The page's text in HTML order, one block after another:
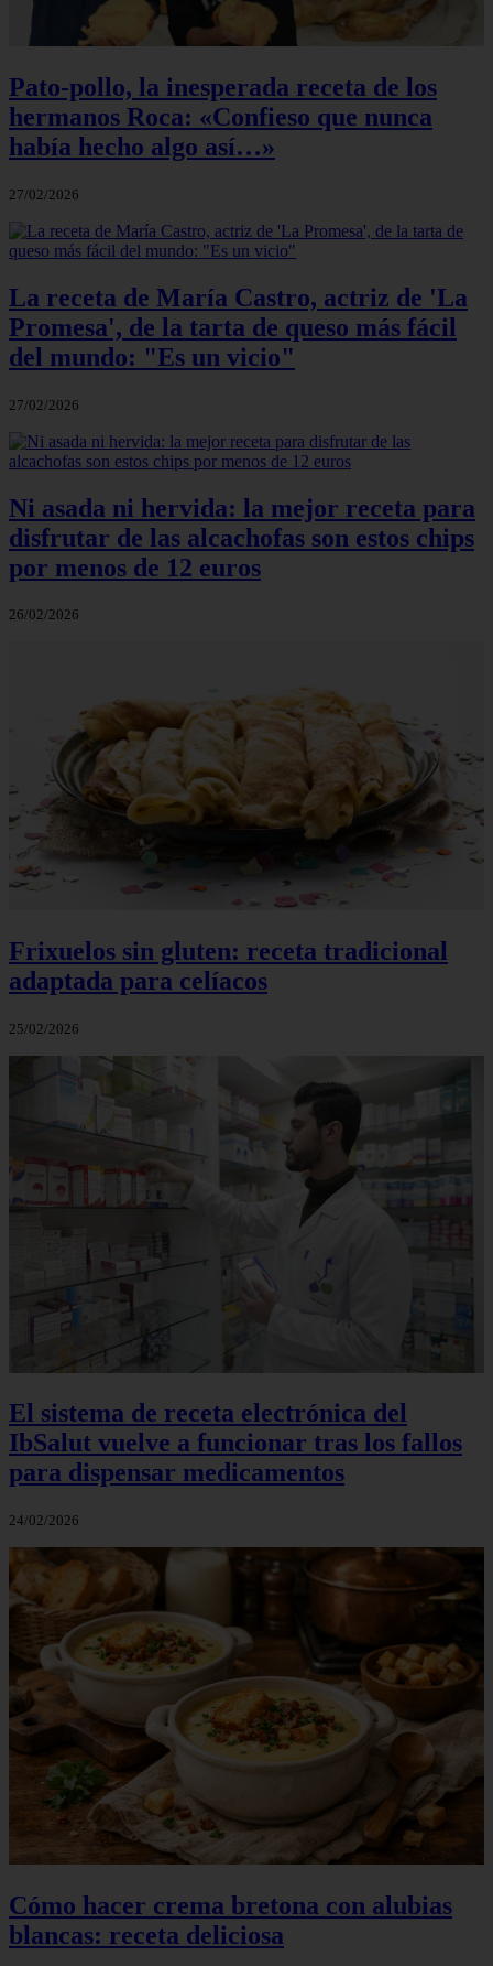
Pato-pollo, la inesperada receta de los
hermanos Roca: «Confieso que nunca
había hecho algo así…»
27/02/2026
La receta de María Castro, actriz de 'La
Promesa', de la tarta de queso más fácil
del mundo: "Es un vicio"
27/02/2026
Ni asada ni hervida: la mejor receta para
disfrutar de las alcachofas son estos chips
por menos de 12 euros
26/02/2026
Frixuelos sin gluten: receta tradicional
adaptada para celíacos
25/02/2026
El sistema de receta electrónica del
IbSalut vuelve a funcionar tras los fallos
para dispensar medicamentos
24/02/2026
Cómo hacer crema bretona con alubias
blancas: receta deliciosa